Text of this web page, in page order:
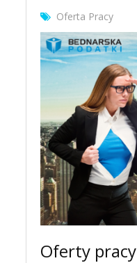
Oferta Pracy
Oferty pracy